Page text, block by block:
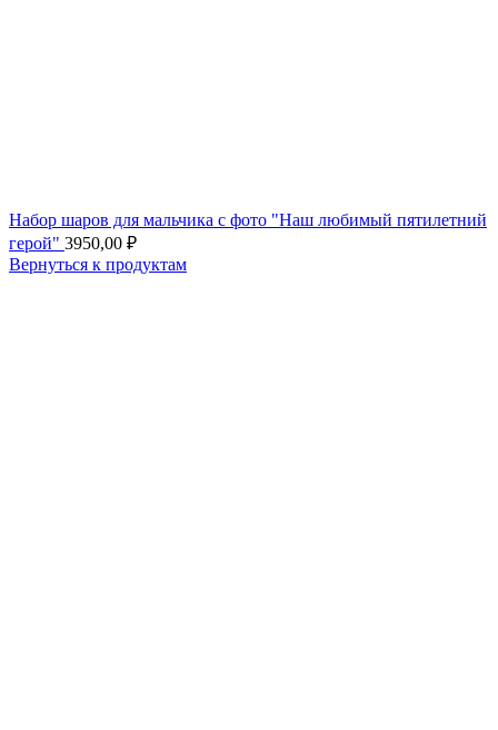
Набор шаров для мальчика с фото "Наш любимый пятилетний
герой" 3950,00 ₽
Вернуться к продуктам